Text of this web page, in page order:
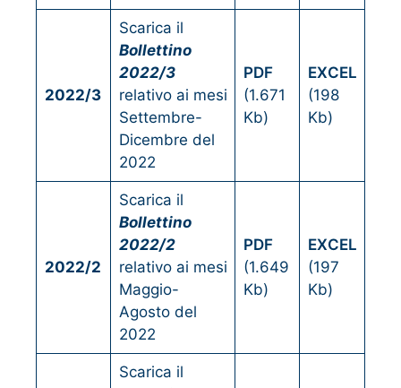
2022/3
Scarica il
Bollettino
2022/3
relativo ai mesi
Settembre-
Dicembre del
2022
PDF
(1.671
Kb)
EXCEL
(198
Kb)
2022/2
Scarica il
Bollettino
2022/2
relativo ai mesi
Maggio-
Agosto del
2022
PDF
(1.649
Kb)
EXCEL
(197
Kb)
Scarica il